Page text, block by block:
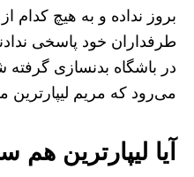
بروز نداده و به هیچ کدام
طرفداران خود پاسخی
در باشگاه بدنسازی
می‌رود که مریم لیپارترین
آیا لیپارترین